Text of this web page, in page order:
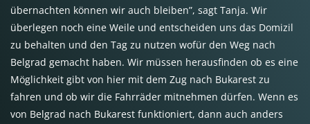
übernachten können wir auch bleiben”, sagt Tanja. Wir
überlegen noch eine Weile und entscheiden uns das Domizil
zu behalten und den Tag zu nutzen wofür den Weg nach
Belgrad gemacht haben. Wir müssen herausfinden ob es eine
Möglichkeit gibt von hier mit dem Zug nach Bukarest zu
fahren und ob wir die Fahrräder mitnehmen dürfen. Wenn es
von Belgrad nach Bukarest funktioniert, dann auch anders